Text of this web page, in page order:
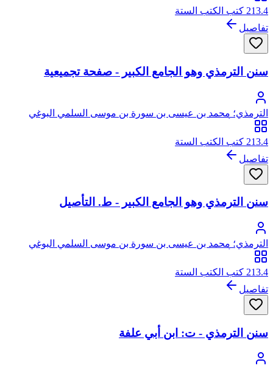
213.4 كتب الكتب الستة
تفاصيل
سنن الترمذي وهو الجامع الكبير - صفحة تجميعية
الترمذي؛ محمد بن عيسى بن سورة بن موسى السلمي البوغي
الترمذي، أبو عيسى
213.4 كتب الكتب الستة
تفاصيل
سنن الترمذي وهو الجامع الكبير - ط. التأصيل
الترمذي؛ محمد بن عيسى بن سورة بن موسى السلمي البوغي
الترمذي، أبو عيسى
213.4 كتب الكتب الستة
تفاصيل
سنن الترمذي - ت: ابن أبي علفة